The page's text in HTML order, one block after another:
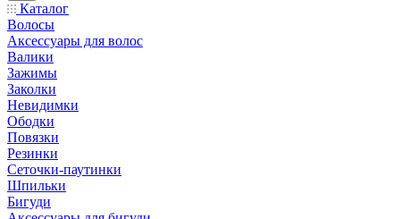
Каталог
Волосы
Аксессуары для волос
Валики
Зажимы
Заколки
Невидимки
Ободки
Повязки
Резинки
Сеточки-паутинки
Шпильки
Бигуди